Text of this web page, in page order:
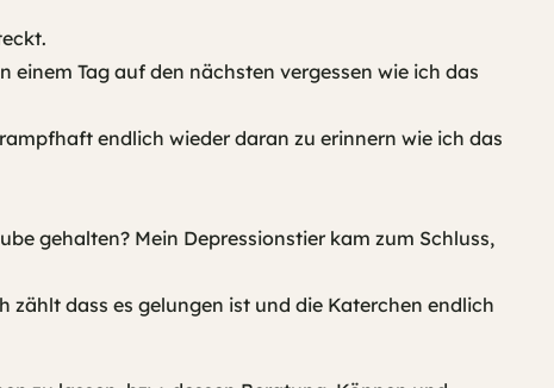
Tag auf den nächsten vergessen wie ich das
endlich wieder daran zu erinnern wie ich das
gehalten? Mein Depressionstier kam zum Schluss,
dass es gelungen ist und die Katerchen endlich